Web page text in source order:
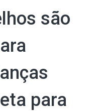
são
para